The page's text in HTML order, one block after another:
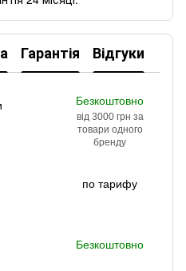
Гарантія Відгуки
Безкоштовно
від 3000 грн за
товари одного
бренду
по тарифу
Безкоштовно